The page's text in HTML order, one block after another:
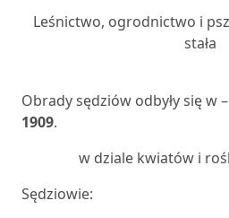
Leśnictwo, ogrodnictwo i
stała
Obrady sędziów odbyły się w –
1909.
w dziale kwiatów i
Sędziowie: